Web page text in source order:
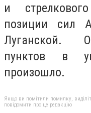
и
позиции сил
Луганской.
пунктов в
произошло.
Якщо ви помітили помилку,
повідомити про це редакцію